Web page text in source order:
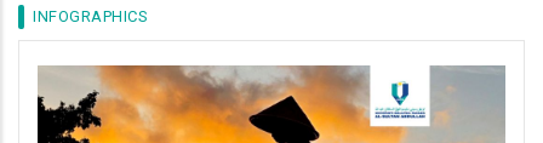
INFOGRAPHICS